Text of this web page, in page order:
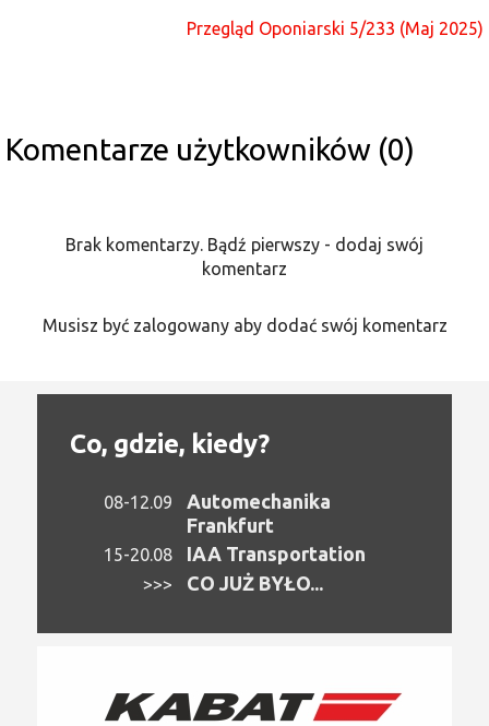
Przegląd Oponiarski 5/233 (Maj 2025)
Komentarze użytkowników (0)
Brak komentarzy. Bądź pierwszy - dodaj swój
komentarz
Musisz być zalogowany aby dodać swój komentarz
Co, gdzie, kiedy?
08-12.09
Automechanika
Frankfurt
15-20.08 IAA Transportation
>>> CO JUŻ BYŁO...